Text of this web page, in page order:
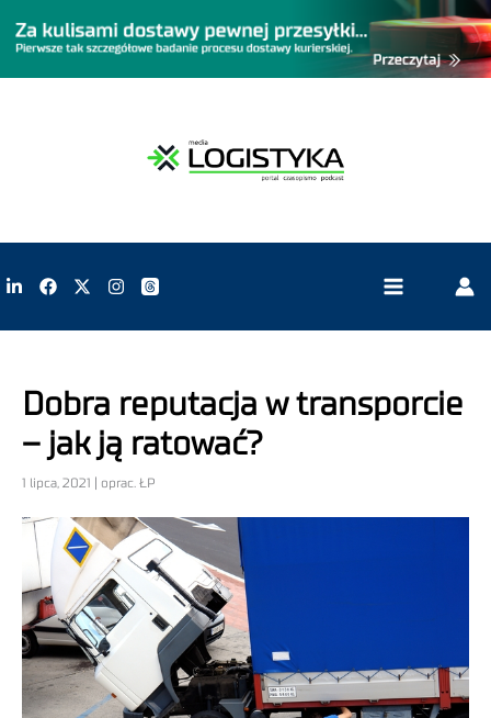
Dobra reputacja w transporcie
– jak ją ratować?
1 lipca, 2021 | oprac. ŁP